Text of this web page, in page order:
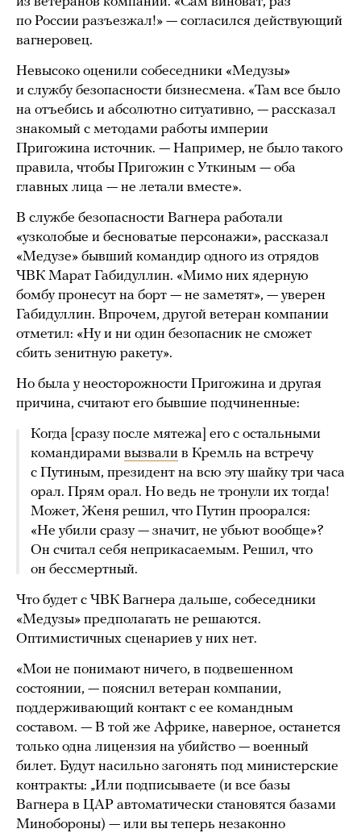
по России разъезжал!» — согласился действующий
вагнеровец.
Невысоко оценили собеседники «Медузы»
и службу безопасности бизнесмена. «Там все было
на отъебись и абсолютно ситуативно, — рассказал
знакомый с методами работы империи
Пригожина источник. — Например, не было такого
правила, чтобы Пригожин с Уткиным — оба
главных лица — не летали вместе».
В службе безопасности Вагнера работали
«узколобые и бесноватые персонажи», рассказал
«Медузе» бывший командир одного из отрядов
ЧВК Марат Габидуллин. «Мимо них ядерную
бомбу пронесут на борт — не заметят», — уверен
Габидуллин. Впрочем, другой ветеран компании
отметил: «Ну и ни один безопасник не сможет
сбить зенитную ракету».
Но была у неосторожности Пригожина и другая
причина, считают его бывшие подчиненные:
Когда [сразу после мятежа] его с остальными
командирами вызвали в Кремль на встречу
с Путиным, президент на всю эту шайку три часа
орал. Прям орал. Но ведь не тронули их тогда!
Может, Женя решил, что Путин проорался:
«Не убили сразу — значит, не убьют вообще»?
Он считал себя неприкасаемым. Решил, что
он бессмертный.
Что будет с ЧВК Вагнера дальше, собеседники
«Медузы» предполагать не решаются.
Оптимистичных сценариев у них нет.
«Мои не понимают ничего, в подвешенном
состоянии, — пояснил ветеран компании,
поддерживающий контакт с ее командным
составом. — В той же Африке, наверное, останется
только одна лицензия на убийство — военный
билет. Будут насильно загонять под министерские
контракты: „Или подписываете (и все базы
Вагнера в ЦАР автоматически становятся базами
Минобороны) — или вы теперь незаконно